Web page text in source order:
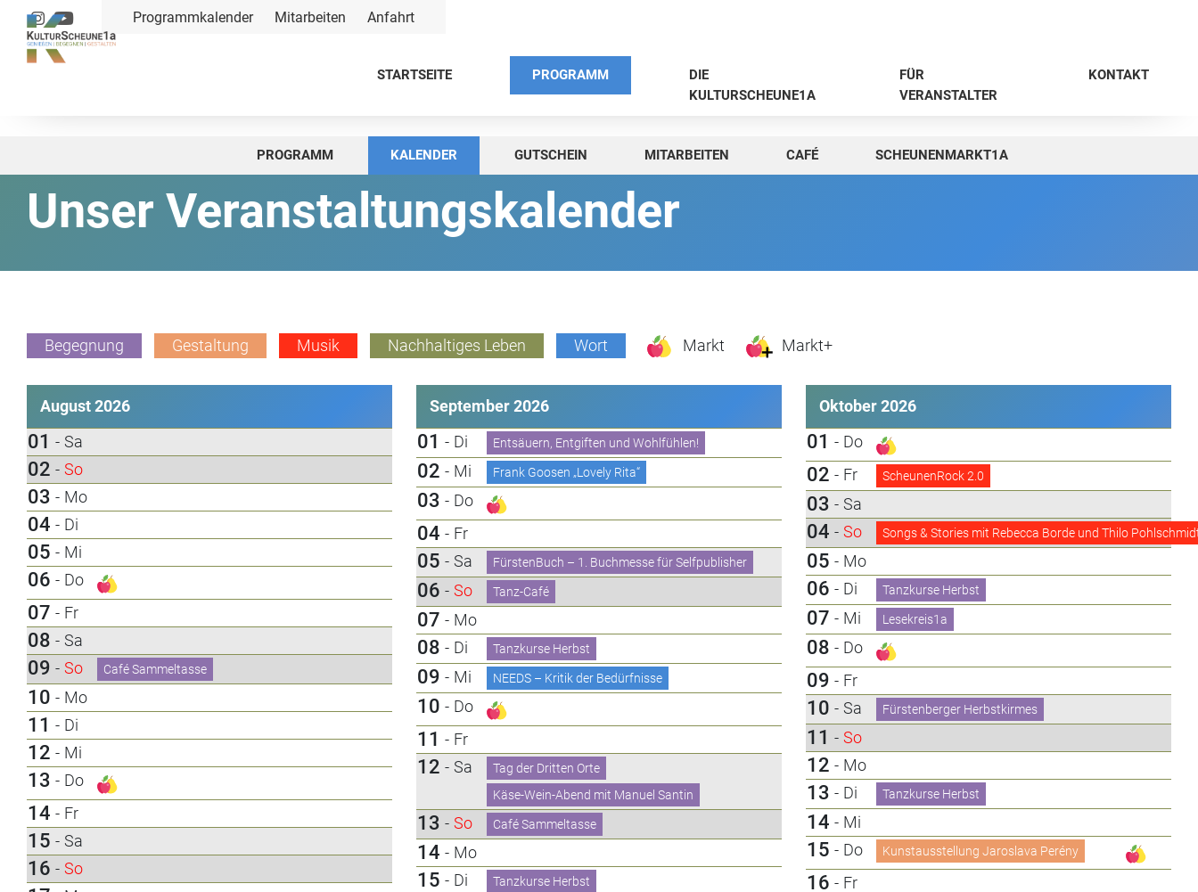
Programmkalender Mitarbeiten Anfahrt
STARTSEITE PROGRAMM
PROGRAMM KALENDER GUTSCHEIN MITARBEITEN CAFÉ SCHEUNENMARKT1A
DIE
KULTURSCHEUNE1A
FÜR
VERANSTALTER
KONTAKT
Unser Veranstaltungskalender
Begegnung Gestaltung Musik Nachhaltiges Leben Wort Markt Markt+
August 2026
01 - Sa
02 - So
03 - Mo
04 - Di
05 - Mi
06 - Do
07 - Fr
08 - Sa
09 - So Café Sammeltasse
10 - Mo
11 - Di
12 - Mi
13 - Do
14 - Fr
15 - Sa
16 - So
September 2026
01 - Di Entsäuern, Entgiften und Wohlfühlen!
02 - Mi Frank Goosen „Lovely Rita“
03 - Do
04 - Fr
05 - Sa FürstenBuch – 1. Buchmesse für Selfpublisher
06 - So Tanz-Café
07 - Mo
08 - Di Tanzkurse Herbst
09 - Mi NEEDS – Kritik der Bedürfnisse
10 - Do
11 - Fr
12 - Sa
Tag der Dritten Orte
Käse-Wein-Abend mit Manuel Santin
13 - So Café Sammeltasse
14 - Mo
15 - Di Tanzkurse Herbst
Oktober 2026
01 - Do
02 - Fr ScheunenRock 2.0
03 - Sa
04 - So Songs & Stories mit Rebecca Borde und Thilo
05 - Mo
06 - Di Tanzkurse Herbst
07 - Mi Lesekreis1a
08 - Do
09 - Fr
10 - Sa Fürstenberger Herbstkirmes
11 - So
12 - Mo
13 - Di Tanzkurse Herbst
14 - Mi
15 - Do Kunstausstellung Jaroslava Perény
16 - Fr